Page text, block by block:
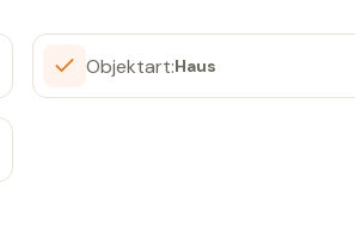
Objektart:Haus